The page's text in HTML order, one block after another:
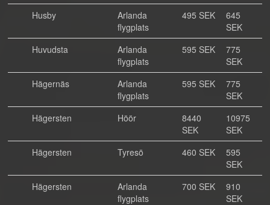
Husby
Arlanda
flygplats
495 SEK
645
SEK
Huvudsta
Arlanda
flygplats
595 SEK
775
SEK
Hägernäs
Arlanda
flygplats
595 SEK
775
SEK
Hägersten
Höör
8440
SEK
10975
SEK
Hägersten
Tyresö 460 SEK
595
SEK
Hägersten
Arlanda
flygplats
700 SEK
910
SEK